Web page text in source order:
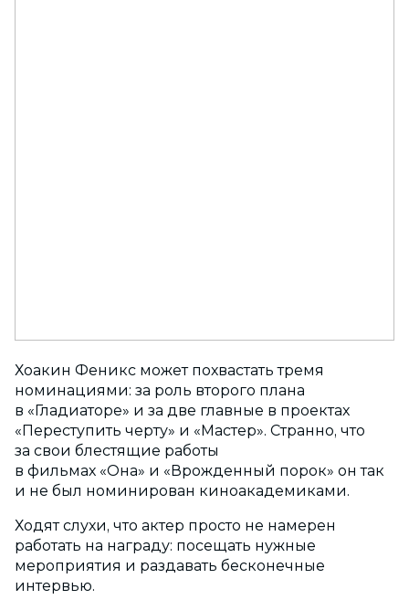
Хоакин Феникс может похвастать тремя
номинациями: за роль второго плана
в «Гладиаторе» и за две главные в проектах
«Переступить черту» и «Мастер». Странно, что
за свои блестящие работы
в фильмах «Она» и «Врожденный порок» он так
и не был номинирован киноакадемиками.
Ходят слухи, что актер просто не намерен
работать на награду: посещать нужные
мероприятия и раздавать бесконечные
интервью.